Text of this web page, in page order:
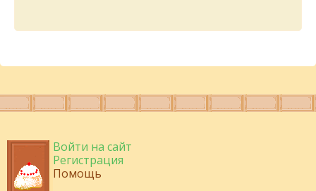
Войти на сайт
Регистрация
Помощь